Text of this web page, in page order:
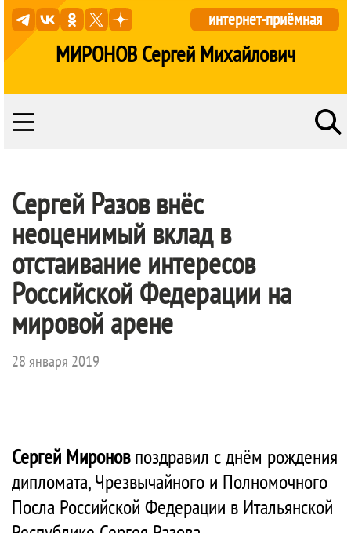
МИРОНОВ Сергей Михайлович
интернет-приёмная
Сергей Разов внёс
неоценимый вклад в
отстаивание интересов
Российской Федерации на
мировой арене
28 января 2019
Сергей Мироновпоздравил с днём рождения
дипломата, Чрезвычайного и Полномочного
Посла Российской Федерации в Итальянской